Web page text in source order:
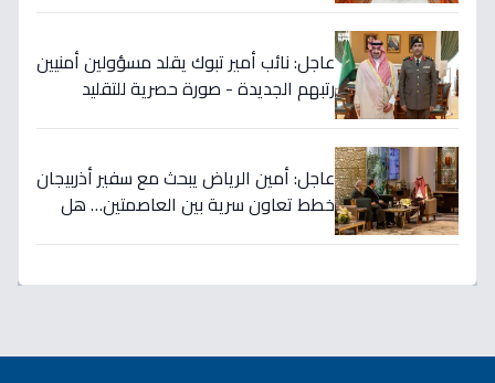
عاجل: نائب أمير تبوك يقلد مسؤولين أمنيين
رتبهم الجديدة - صورة حصرية للتقليد
عاجل: أمين الرياض يبحث مع سفير أذربيجان
خطط تعاون سرية بين العاصمتين… هل